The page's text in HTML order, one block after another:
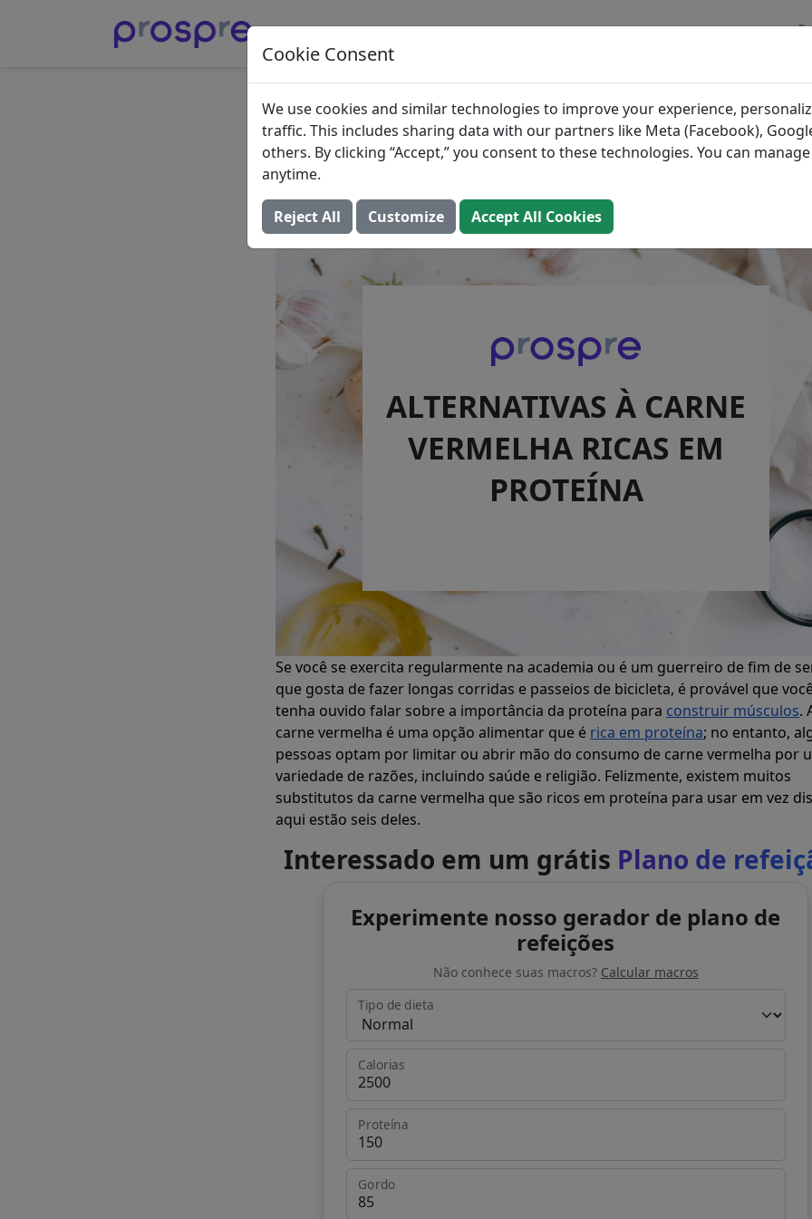
BLOGUE INGREDIENTES PLANOS DE
Alternativas à Carne
Ricas em Proteína
23 de outubro de 2023 (Atualizada: 2 de agosto de 2025)
ALTERNATIVAS À CARNE
VERMELHA RICAS EM
PROTEÍNA
Se você se exercita regularmente na academia ou é um guerreiro de fim de
que gosta de fazer longas corridas e passeios de bicicleta, é provável que
tenha ouvido falar sobre a importância da proteína para construir músculos.
carne vermelha é uma opção alimentar que é rica em proteína; no entanto,
pessoas optam por limitar ou abrir mão do consumo de carne vermelha por
variedade de razões, incluindo saúde e religião. Felizmente, existem muitos
substitutos da carne vermelha que são ricos em proteína para usar em vez
aqui estão seis deles.
Interessado em um grátis Plano de
Experimente nosso gerador de plano de
refeições
Não conhece suas macros? Calcular macros
Tipo de dieta
Calorias
Proteína
Gordo
Cookie Consent
We use cookies and similar technologies to improve your experience,
traffic. This includes sharing data with our partners like Meta (Facebook),
others. By clicking “Accept,” you consent to these technologies. You can
anytime.
Reject All Customize Accept All Cookies